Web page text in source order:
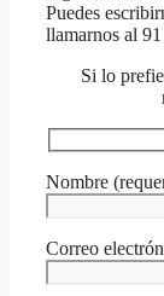
Puedes
llamarnos al
Si lo
Nombre
Correo